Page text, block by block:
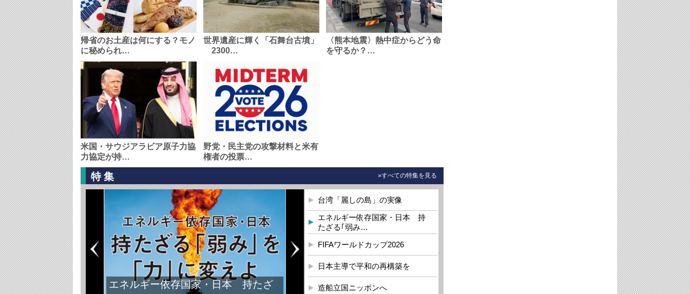
帰省のお土産は何にする？モノ
に秘められ…
世界遺産に輝く「石舞台古墳」
2300…
〈熊本地震〉熱中症からどう命
を守るか？…
米国・サウジアラビア原子力協
力協定が持…
野党・民主党の攻撃材料と米有
権者の投票…
特集 »すべての特集を見る
エネルギー依存国家・日本 持たざ
台湾「麗しの島」の実像
エネルギー依存国家・日本 持
たざる｢弱み…
FIFAワールドカップ2026
日本主導で平和の再構築を
造船立国ニッポンへ